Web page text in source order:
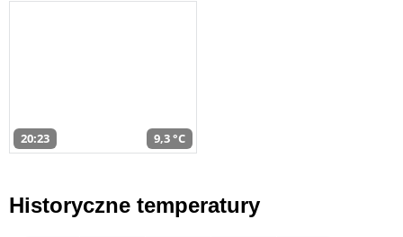
20:23 9,3 °C
Historyczne temperatury